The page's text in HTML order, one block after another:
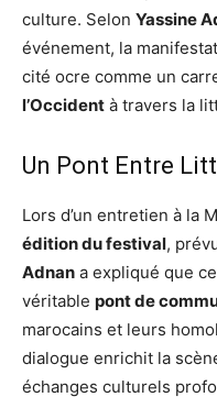
culture. Selon Yassine
événement, la
cité ocre comme un
l’Occident à travers la
Un Pont Entre
Lors d’un entretien à la
édition du festival,
Adnan a expliqué que
véritable pont de
marocains et leurs
dialogue enrichit la
échanges culturels